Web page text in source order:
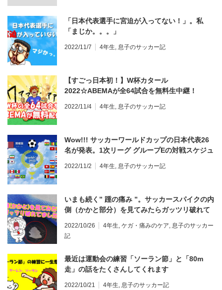
「日本代表選手に宮迫が入ってない！」。私
「まじか。。。」
2022/11/7 4年生, 息子のサッカー記
【すごっ日本初！】W杯カタール
2022☆ABEMAが全64試合を無料生中継！
2022/11/4 4年生, 息子のサッカー記
Wow!!! サッカーワールドカップの日本代表26
名が発表。1次リーグ グループEの対戦スケジュ
2022/11/2 4年生, 息子のサッカー記
いまも続く” 踵の痛み ”。サッカースパイクの内
側（かかと部分）を見てみたらガッツリ破れて
2022/10/26 4年生, ケガ・痛みのケア, 息子のサッカー
記
最近は運動会の練習「ソーラン節」と「80m
走」の話をたくさんしてくれます
2022/10/21 4年生, 息子のサッカー記